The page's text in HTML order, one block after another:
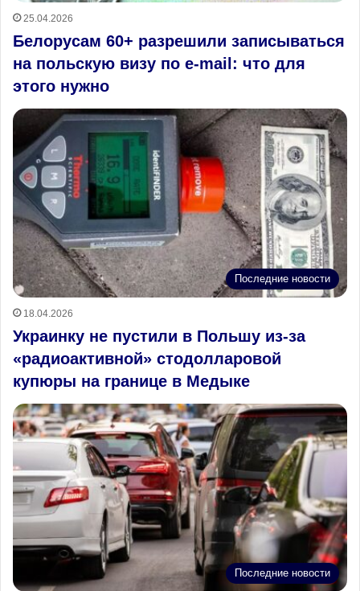
25.04.2026
Белорусам 60+ разрешили записываться
на польскую визу по e‑mail: что для
этого нужно
Последние новости
18.04.2026
Украинку не пустили в Польшу из‑за
«радиоактивной» стодолларовой
купюры на границе в Медыке
Последние новости